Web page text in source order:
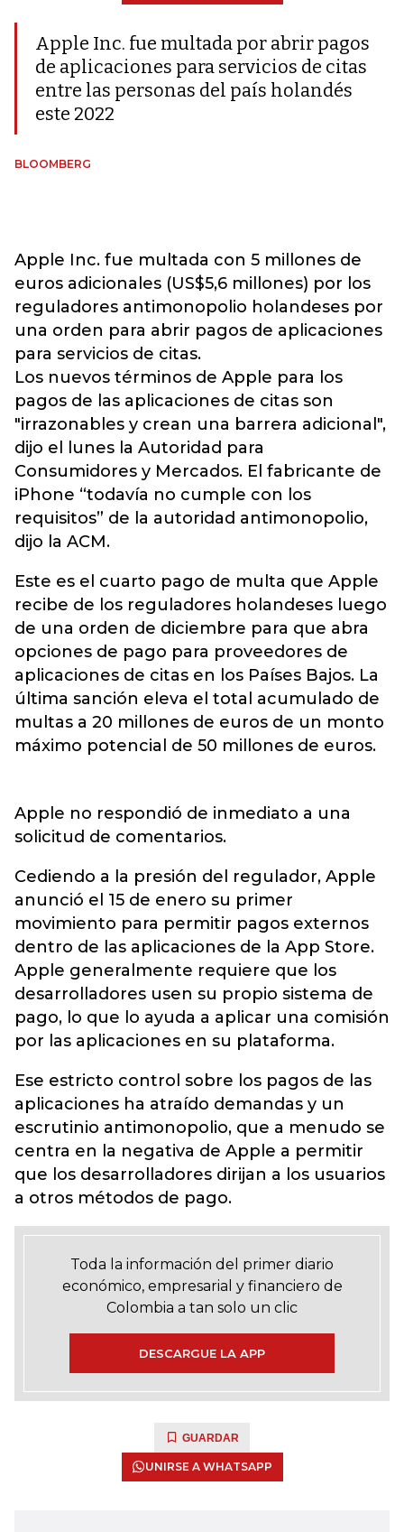
Apple Inc. fue multada por abrir pagos
de aplicaciones para servicios de citas
entre las personas del país holandés
este 2022
BLOOMBERG
Apple Inc. fue multada con 5 millones de
euros adicionales (US$5,6 millones) por los
reguladores antimonopolio holandeses por
una orden para abrir pagos de aplicaciones
para servicios de citas.
Los nuevos términos de Apple para los
pagos de las aplicaciones de citas son
"irrazonables y crean una barrera adicional",
dijo el lunes la Autoridad para
Consumidores y Mercados. El fabricante de
iPhone “todavía no cumple con los
requisitos” de la autoridad antimonopolio,
dijo la ACM.
Este es el cuarto pago de multa que Apple
recibe de los reguladores holandeses luego
de una orden de diciembre para que abra
opciones de pago para proveedores de
aplicaciones de citas en los Países Bajos. La
última sanción eleva el total acumulado de
multas a 20 millones de euros de un monto
máximo potencial de 50 millones de euros.
Apple no respondió de inmediato a una
solicitud de comentarios.
Cediendo a la presión del regulador, Apple
anunció el 15 de enero su primer
movimiento para permitir pagos externos
dentro de las aplicaciones de la App Store.
Apple generalmente requiere que los
desarrolladores usen su propio sistema de
pago, lo que lo ayuda a aplicar una comisión
por las aplicaciones en su plataforma.
Ese estricto control sobre los pagos de las
aplicaciones ha atraído demandas y un
escrutinio antimonopolio, que a menudo se
centra en la negativa de Apple a permitir
que los desarrolladores dirijan a los usuarios
a otros métodos de pago.
Toda la información del primer diario
económico, empresarial y financiero de
Colombia a tan solo un clic
DESCARGUE LA APP
GUARDAR
UNIRSE A WHATSAPP